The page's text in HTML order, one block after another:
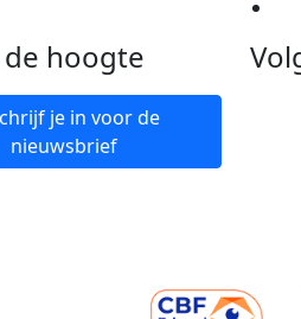
hoogte
je in voor de
nieuwsbrief